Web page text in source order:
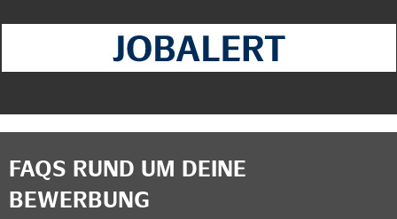
FAQS RUND UM DEINE
BEWERBUNG